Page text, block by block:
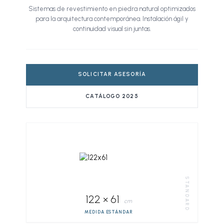
Sistemas de revestimiento en piedra natural optimizados
para la arquitectura contemporánea. Instalación ágil y
continuidad visual sin juntas.
SOLICITAR ASESORÍA
CATÁLOGO 2025
122 × 61 cm
MEDIDA ESTÁNDAR
STANDARD